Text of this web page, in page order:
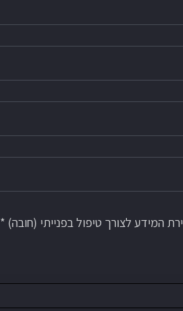
המידע לצורך טיפול בפנייתי (חובה) *